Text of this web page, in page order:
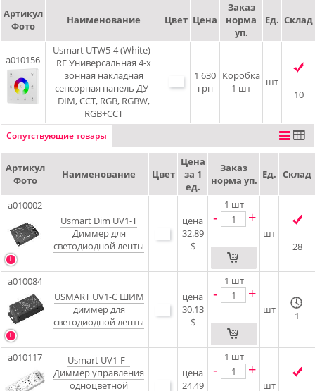
Артикул
Фото
Наименование Цвет Цена
Заказ
норма
уп.
Ед. Склад
a010156
Usmart UTW5-4 (White) -
RF Универсальная 4-х
зонная накладная
сенсорная панель ДУ -
DIM, CCT, RGB, RGBW,
RGB+CCT
1 630
грн
Коробка
1 шт
шт
10
Сопутствующие товары
Артикул
Фото
Наименование Цвет
Цена
за 1
ед.
Заказ
норма уп. Ед. Склад
a010002
Usmart Dim UV1-T
Диммер для
светодиодной ленты
цена
32.89
$
1 шт
- +
шт
28
a010084
USMART UV1-C ШИМ
диммер для
светодиодной ленты
цена
30.13
$
1 шт
- +
шт 1
a010117
Usmart UV1-F -
Диммер управления
одноцветной
цена
24.49
1 шт
- +
шт